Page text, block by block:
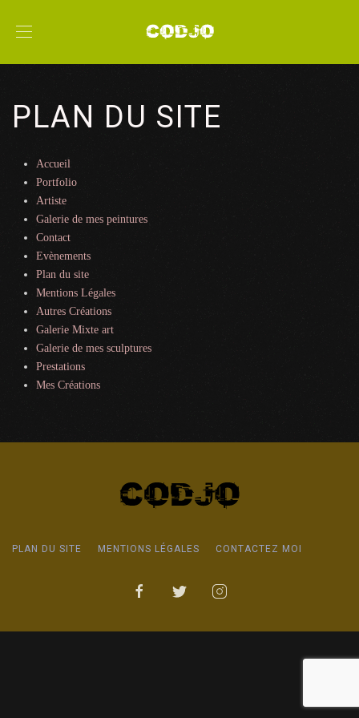
PLAN DU SITE
Accueil
Portfolio
Artiste
Galerie de mes peintures
Contact
Evènements
Plan du site
Mentions Légales
Autres Créations
Galerie Mixte art
Galerie de mes sculptures
Prestations
Mes Créations
PLAN DU SITE MENTIONS LÉGALES CONTACTEZ MOI